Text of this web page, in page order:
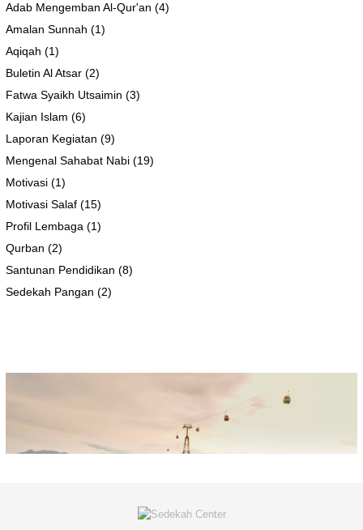
Adab Mengemban Al-Qur'an (4)
Amalan Sunnah (1)
Aqiqah (1)
Buletin Al Atsar (2)
Fatwa Syaikh Utsaimin (3)
Kajian Islam (6)
Laporan Kegiatan (9)
Mengenal Sahabat Nabi (19)
Motivasi (1)
Motivasi Salaf (15)
Profil Lembaga (1)
Qurban (2)
Santunan Pendidikan (8)
Sedekah Pangan (2)